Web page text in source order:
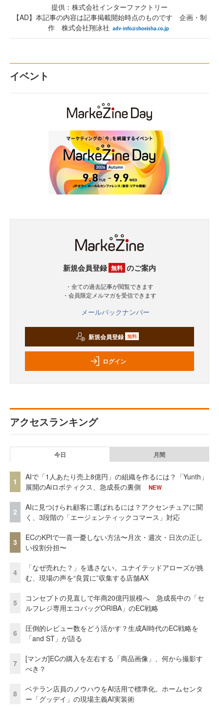
提供：株式会社インターファクトリー
【AD】本記事の内容は記事掲載開始時点のものです 企画・制
作 株式会社翔泳社
イベント
新規会員登録 無料 のご案内
・全ての過去記事が閲覧できます
・会員限定メルマガを受信できます
メールバックナンバー
新規会員登録 無料
ログイン
アクセスランキング
今日 月間
1
AIで「1人あたり売上8億円」の組織を作るには？「Yunth」
展開のAiロボティクス、急成長の裏側
NEW
2
AIに見つけられ顧客に選ばれるには？アクセンチュアに聞
く、3段階の「エージェンティックコマース」対応
3
ECのKPIで一喜一憂しない方法〜月次・週次・日次の正し
い役割分担〜
4
「なぜ売れた？」を逃さない。ユナイテッドアローズが挑
む、現場の声を“良質に”収集する店舗AX
5
コンセプトの見直しで年商20億円規模へ 急成長中の「セ
ルフレジ専用エコバッグORIBA」のEC戦略
6
圧倒的レビュー数をどう活かす？生成AI時代のEC戦略を
「and ST」が語る
7
[マンガ]ECの購入を左右する「商品画像」、何から撮影す
べき？
8
ベテラン店員のノウハウをAI活用で標準化。ホームセンタ
ー「グッデイ」の現場主義AI実装術